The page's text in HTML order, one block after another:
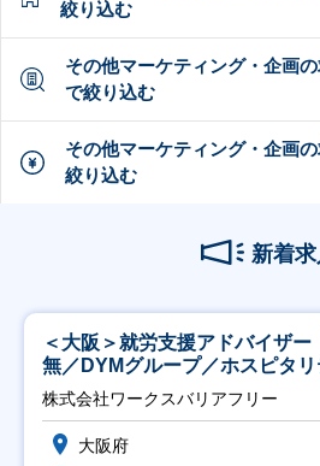
絞り込む
その他マーケティング・企画
で絞り込む
その他マーケティング・企画
絞り込む
新着求
＜大阪＞就労支援アドバイザ
無／DYMグループ／ホスピタ
日祝】
株式会社ワークスバリアフリー
大阪府